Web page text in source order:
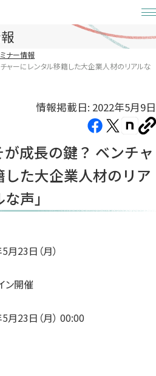
ミナー情報
ャーにレンタル移籍した大企業人材のリアルな
情報掲載日: 2022年5月9日
Facebook（新
い
タ
ブ
X（新
い
タ
ブ
note（新
い
タ
コ
ピ
ー
成長の鍵？ ベンチャ
た大企業人材のリア
な声」
月23日（月）
ン開催
月23日（月） 00:00